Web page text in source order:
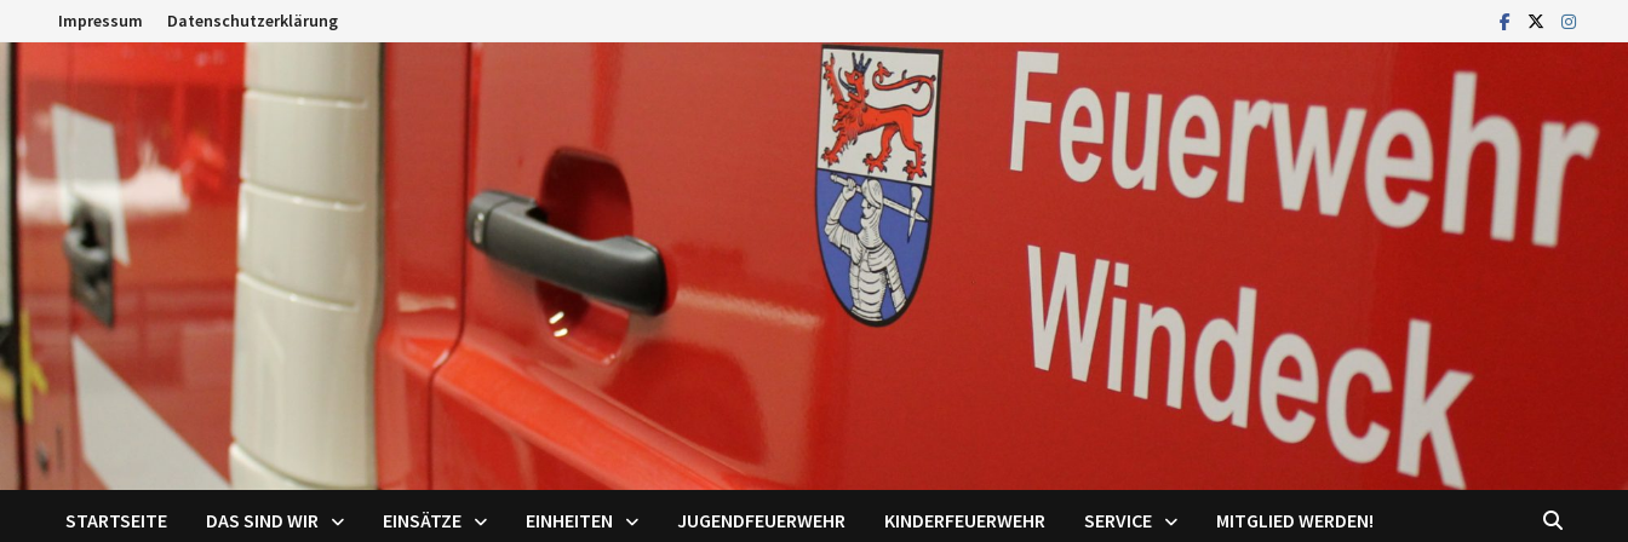
Inhalt
springen
Impressum Datenschutzerklärung
STARTSEITE DAS SIND WIR EINSÄTZE EINHEITEN JUGENDFEUERWEHR KINDERFEUERWEHR SERVICE MITGLIED WERDEN!